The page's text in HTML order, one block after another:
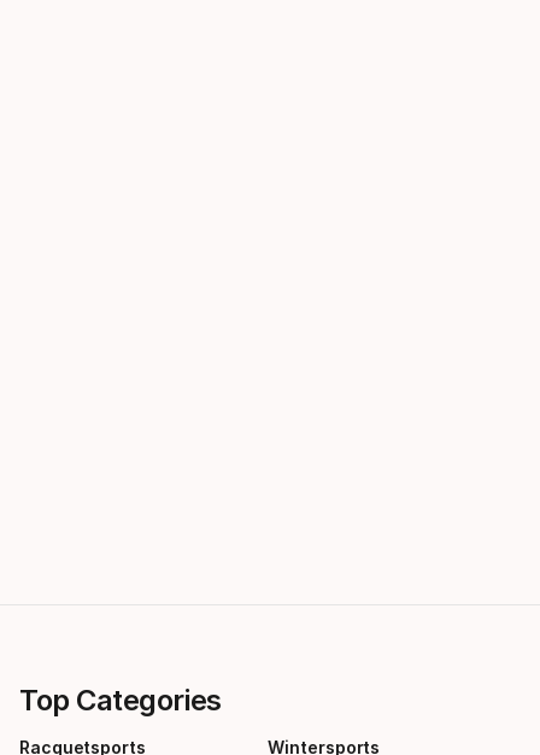
Top Categories
Racquetsports Wintersports